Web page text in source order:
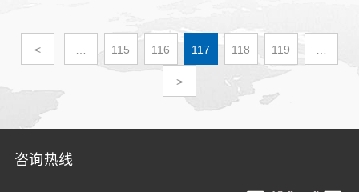
< … 115 116 117 118 119 …
>
咨询热线